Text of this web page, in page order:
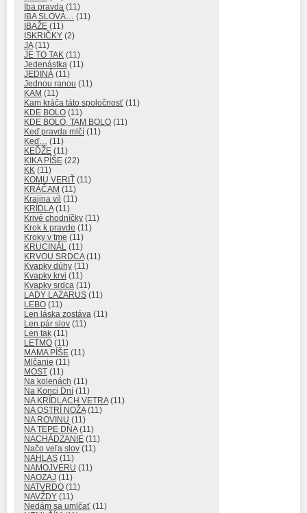
Iba pravda (11)
IBA SLOVÁ… (11)
IBAŽE (11)
ISKRIČKY (2)
JA(11)
JE TO TAK (11)
Jedenástka (11)
JEDINÁ (11)
Jednou ranou (11)
KAM (11)
Kam kráča táto spoločnosť (11)
KDE BOLO (11)
KDE BOLO, TAM BOLO (11)
Keď pravda mlčí (11)
Keď… (11)
KEĎŽE (11)
KIKA PÍŠE (22)
KK (11)
KOMU VERIŤ (11)
KRÁČAM (11)
Krajina víl (11)
KRÍDLA(11)
Krivé chodníčky (11)
Krok k pravde (11)
Kroky v tme (11)
KRUCINÁL (11)
KRVOU SRDCA(11)
Kvapky dúhy (11)
Kvapky krvi (11)
Kvapky srdca (11)
LADY LAZARUS (11)
LEBO (11)
Len láska zostáva (11)
Len pár slov (11)
Len tak (11)
LETMO (11)
MAMA PÍŠE (11)
Mlčanie (11)
MOST (11)
Na kolenách (11)
Na Konci Dní (11)
NA KRÍDLACH VETRA(11)
NA OSTRÍ NOŽA(11)
NA ROVINU (11)
NA TEPE DŇA(11)
NACHÁDZANIE (11)
Načo veľa slov (11)
NAHLAS (11)
NAMOJVERU (11)
NAOZAJ (11)
NATVRDO (11)
NAVŽDY (11)
Nedám sa umlčať (11)